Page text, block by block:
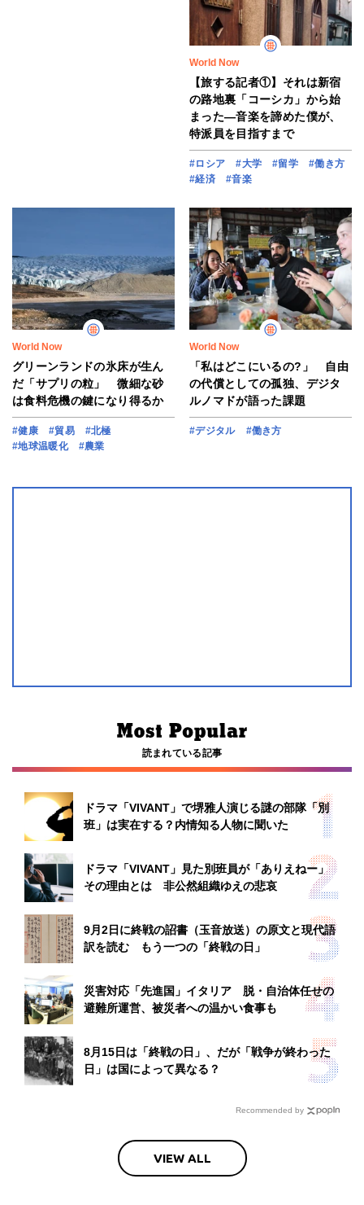
World Now
【旅する記者①】それは新宿
の路地裏「コーシカ」から始
まった―音楽を諦めた僕が、
特派員を目指すまで
#ロシア #大学 #留学
#働き方
#経済
#音楽
World Now
グリーンランドの氷床が生ん
だ「サプリの粒」 微細な砂
は食料危機の鍵になり得るか
#健康 #貿易
#北極
#地球温暖化
#農業
World Now
「私はどこにいるの?」 自由
の代償としての孤独、デジタ
ルノマドが語った課題
#デジタル #働き方
読まれている記事
ドラマ「VIVANT」で堺雅人演じる謎の部隊「別
班」は実在する？内情知る人物に聞いた
ドラマ「VIVANT」見た別班員が「ありえねー」
その理由とは 非公然組織ゆえの悲哀
9月2日に終戦の詔書（玉音放送）の原文と現代語
訳を読む もう一つの「終戦の日」
災害対応「先進国」イタリア 脱・自治体任せの
避難所運営、被災者への温かい食事も
8月15日は「終戦の日」、だが「戦争が終わった
日」は国によって異なる？
Recommended by
VIEW ALL